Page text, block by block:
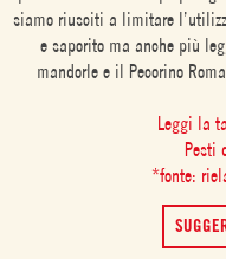
siamo riusciti a limitare
e saporito ma anche più
mandorle e il Pecorino
Leggi la
Pesti
*fonte: